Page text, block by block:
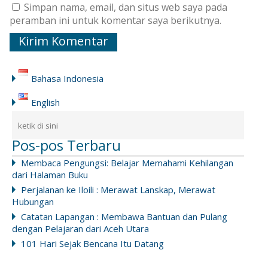
Simpan nama, email, dan situs web saya pada
peramban ini untuk komentar saya berikutnya.
Bahasa Indonesia
English
Pos-pos Terbaru
Membaca Pengungsi: Belajar Memahami Kehilangan
dari Halaman Buku
Perjalanan ke Iloili : Merawat Lanskap, Merawat
Hubungan
Catatan Lapangan : Membawa Bantuan dan Pulang
dengan Pelajaran dari Aceh Utara
101 Hari Sejak Bencana Itu Datang